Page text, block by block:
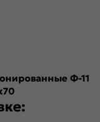
Ф-11